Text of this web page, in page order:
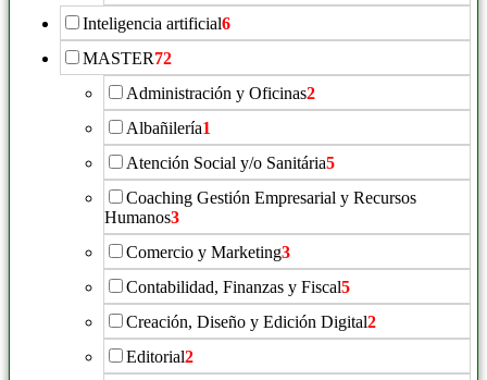
Inteligencia artificial6
MASTER72
Administración y Oficinas2
Albañilería1
Atención Social y/o Sanitária5
Coaching Gestión Empresarial y Recursos
Humanos3
Comercio y Marketing3
Contabilidad, Finanzas y Fiscal5
Creación, Diseño y Edición Digital2
Editorial2